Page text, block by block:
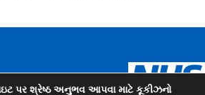
પર શ્રેષ્ઠ અનુભવ આપવા માટે કૂકીઝનો
Romanian
Arabic